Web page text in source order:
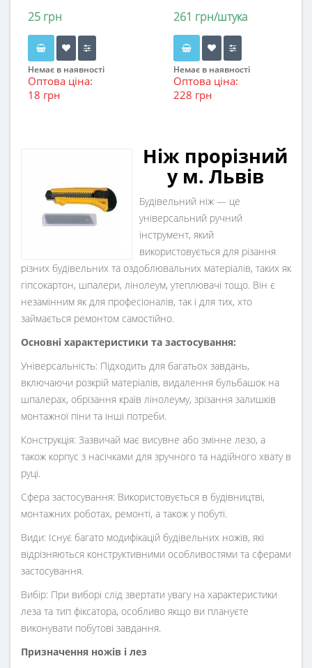
25 грн
Немає в наявності
Оптова ціна:
18 грн
261 грн/штука
Немає в наявності
Оптова ціна:
228 грн
Ніж прорізний
у м. Львів
Будівельний ніж — це
універсальний ручний
інструмент, який
використовується для різання
різних будівельних та оздоблювальних матеріалів, таких як
гіпсокартон, шпалери, лінолеум, утеплювачі тощо. Він є
незамінним як для професіоналів, так і для тих, хто
займається ремонтом самостійно.
Основні характеристики та застосування:
Універсальність: Підходить для багатьох завдань,
включаючи розкрій матеріалів, видалення бульбашок на
шпалерах, обрізання країв лінолеуму, зрізання залишків
монтажної піни та інші потреби.
Конструкція: Зазвичай має висувне або змінне лезо, а
також корпус з насічками для зручного та надійного хвату в
руці.
Сфера застосування: Використовується в будівництві,
монтажних роботах, ремонті, а також у побуті.
Види: Існує багато модифікацій будівельних ножів, які
відрізняються конструктивними особливостями та сферами
застосування.
Вибір: При виборі слід звертати увагу на характеристики
леза та тип фіксатора, особливо якщо ви плануєте
виконувати побутові завдання.
Призначення ножів і лез